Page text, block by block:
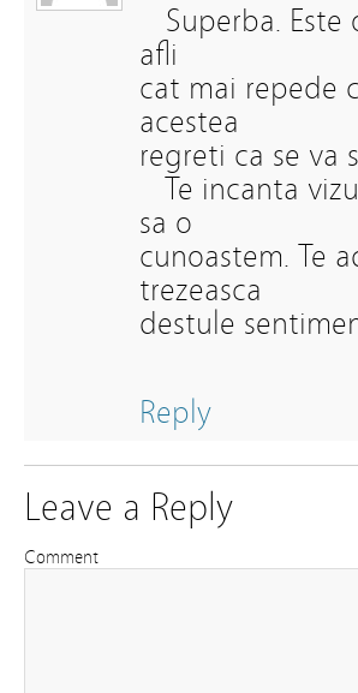
Superba. Este
afli
cat mai repede
acestea
regreti ca se va
Te incanta
sa o
cunoastem. Te
trezeasca
destule
Reply
Leave a Reply
Comment